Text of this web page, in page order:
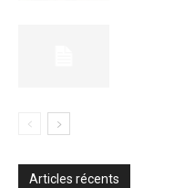
Articles récents